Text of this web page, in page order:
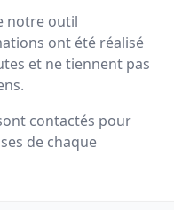
notre outil
ont été réalisé
et ne tiennent pas
contactés pour
de chaque